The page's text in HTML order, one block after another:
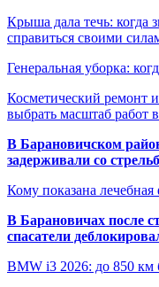
Крыша дала течь: когда
справиться своими
Генеральная уборка:
Косметический ремонт
выбрать масштаб работ
В Барановичском
задерживали со
Кому показана
В Барановичах после
спасатели
BMW i3 2026: до 850 км